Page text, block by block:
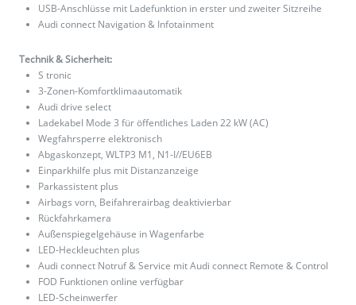
USB-Anschlüsse mit Ladefunktion in erster und zweiter Sitzreihe
Audi connect Navigation & Infotainment
Technik & Sicherheit:
S tronic
3-Zonen-Komfortklimaautomatik
Audi drive select
Ladekabel Mode 3 für öffentliches Laden 22 kW (AC)
Wegfahrsperre elektronisch
Abgaskonzept, WLTP3 M1, N1-I//EU6EB
Einparkhilfe plus mit Distanzanzeige
Parkassistent plus
Airbags vorn, Beifahrerairbag deaktivierbar
Rückfahrkamera
Außenspiegelgehäuse in Wagenfarbe
LED-Heckleuchten plus
Audi connect Notruf & Service mit Audi connect Remote & Control
FOD Funktionen online verfügbar
LED-Scheinwerfer